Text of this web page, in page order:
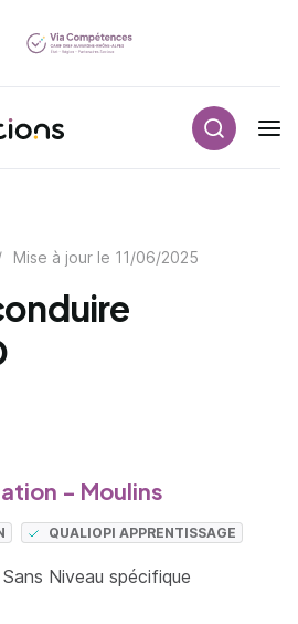
Navigation principale
Mise à jour le 11/06/2025
- Moulins
QUALIOPI APPRENTISSAGE
Niveau spécifique